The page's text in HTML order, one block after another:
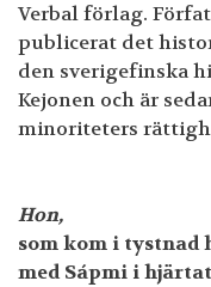
Verbal förlag.
publicerat det
den sverigefinska
Kejonen och är
minoriteters
Hon,
som kom i tystnad
med Sápmi i hjärtat